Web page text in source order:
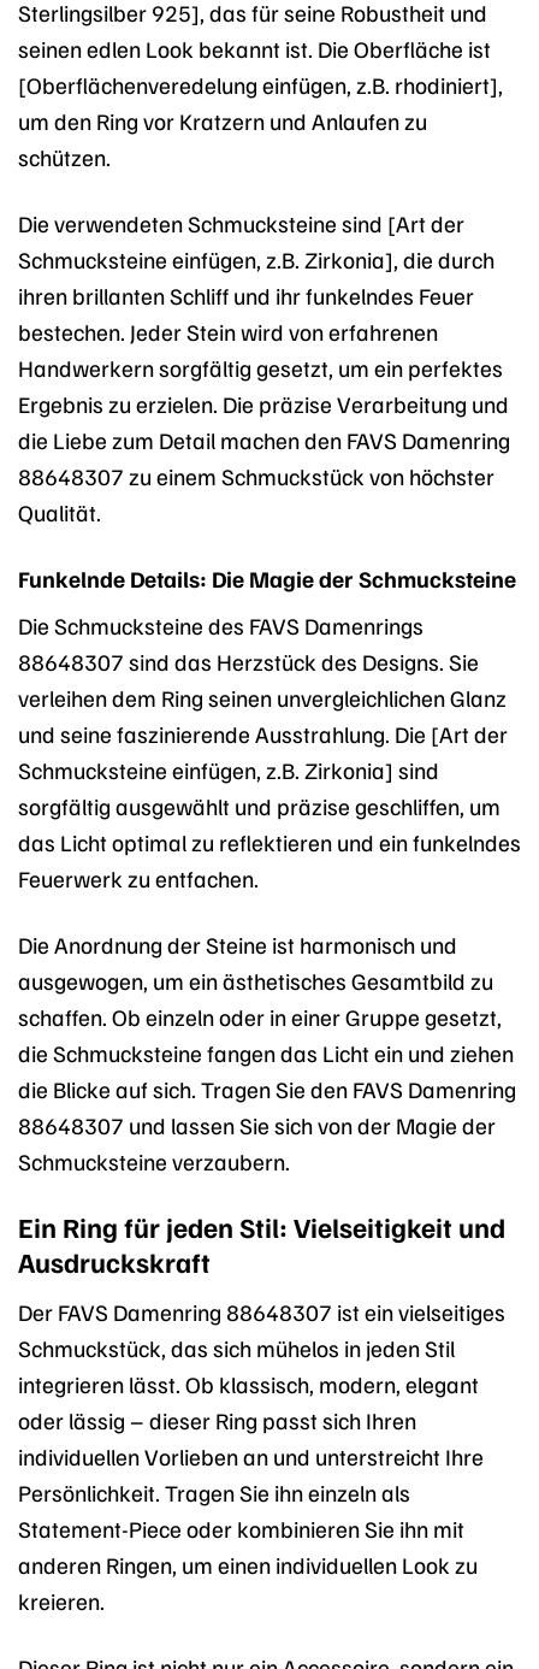
Sterlingsilber 925], das für seine Robustheit und
seinen edlen Look bekannt ist. Die Oberfläche ist
[Oberflächenveredelung einfügen, z.B. rhodiniert],
um den Ring vor Kratzern und Anlaufen zu
schützen.
Die verwendeten Schmucksteine sind [Art der
Schmucksteine einfügen, z.B. Zirkonia], die durch
ihren brillanten Schliff und ihr funkelndes Feuer
bestechen. Jeder Stein wird von erfahrenen
Handwerkern sorgfältig gesetzt, um ein perfektes
Ergebnis zu erzielen. Die präzise Verarbeitung und
die Liebe zum Detail machen den FAVS Damenring
88648307 zu einem Schmuckstück von höchster
Qualität.
Funkelnde Details: Die Magie der Schmucksteine
Die Schmucksteine des FAVS Damenrings
88648307 sind das Herzstück des Designs. Sie
verleihen dem Ring seinen unvergleichlichen Glanz
und seine faszinierende Ausstrahlung. Die [Art der
Schmucksteine einfügen, z.B. Zirkonia] sind
sorgfältig ausgewählt und präzise geschliffen, um
das Licht optimal zu reflektieren und ein funkelndes
Feuerwerk zu entfachen.
Die Anordnung der Steine ist harmonisch und
ausgewogen, um ein ästhetisches Gesamtbild zu
schaffen. Ob einzeln oder in einer Gruppe gesetzt,
die Schmucksteine fangen das Licht ein und ziehen
die Blicke auf sich. Tragen Sie den FAVS Damenring
88648307 und lassen Sie sich von der Magie der
Schmucksteine verzaubern.
Ein Ring für jeden Stil: Vielseitigkeit und
Ausdruckskraft
Der FAVS Damenring 88648307 ist ein vielseitiges
Schmuckstück, das sich mühelos in jeden Stil
integrieren lässt. Ob klassisch, modern, elegant
oder lässig – dieser Ring passt sich Ihren
individuellen Vorlieben an und unterstreicht Ihre
Persönlichkeit. Tragen Sie ihn einzeln als
Statement-Piece oder kombinieren Sie ihn mit
anderen Ringen, um einen individuellen Look zu
kreieren.